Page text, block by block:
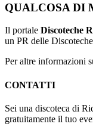
QUALCOSA DI
Il portale Discoteche
un PR delle
Per altre informazioni
CONTATTI
Sei una discoteca di
gratuitamente il tuo